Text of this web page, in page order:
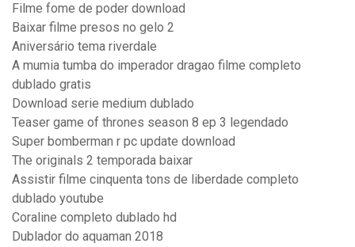
Filme fome de poder download
Baixar filme presos no gelo 2
Aniversário tema riverdale
A mumia tumba do imperador dragao filme completo
dublado gratis
Download serie medium dublado
Teaser game of thrones season 8 ep 3 legendado
Super bomberman r pc update download
The originals 2 temporada baixar
Assistir filme cinquenta tons de liberdade completo
dublado youtube
Coraline completo dublado hd
Dublador do aquaman 2018